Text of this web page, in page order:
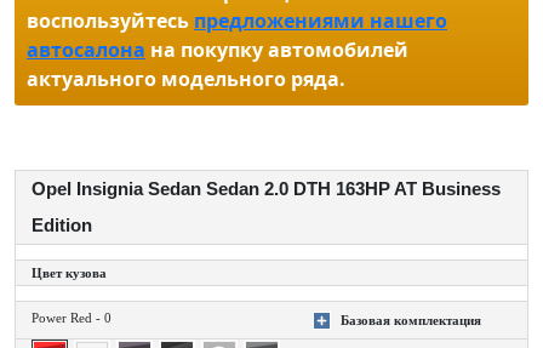
воспользуйтесь предложениями нашего
автосалона на покупку автомобилей
актуального модельного ряда.
Opel Insignia Sedan Sedan 2.0 DTH 163HP AT Business
Edition
Цвет кузова
Power Red - 0
Базовая комплектация